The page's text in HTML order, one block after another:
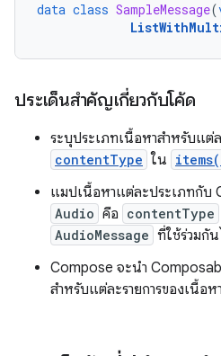
data class SampleMessage(
ประเด็นสำคัญเกี่ยวกับโค้ด
ระบุประเภทเนื้อหาสำหรับแต่ล
contentType ใน
แมปเนื้อหาแต่ละประเภทกับ
Audio คือ contentType
AudioMessage ที่ใช้ร่วมกั
Compose จะนำ
สำหรับแต่ละรายการของเนื้อ